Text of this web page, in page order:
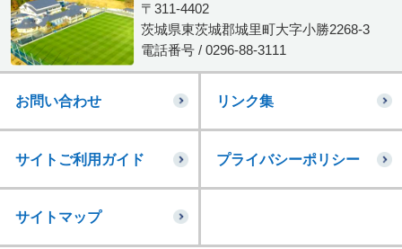
〒311-4402
茨城県東茨城郡城里町大字小勝2268-3
電話番号 / 0296-88-3111
お問い合わせ リンク集
サイトご利用ガイド プライバシーポリシー
サイトマップ